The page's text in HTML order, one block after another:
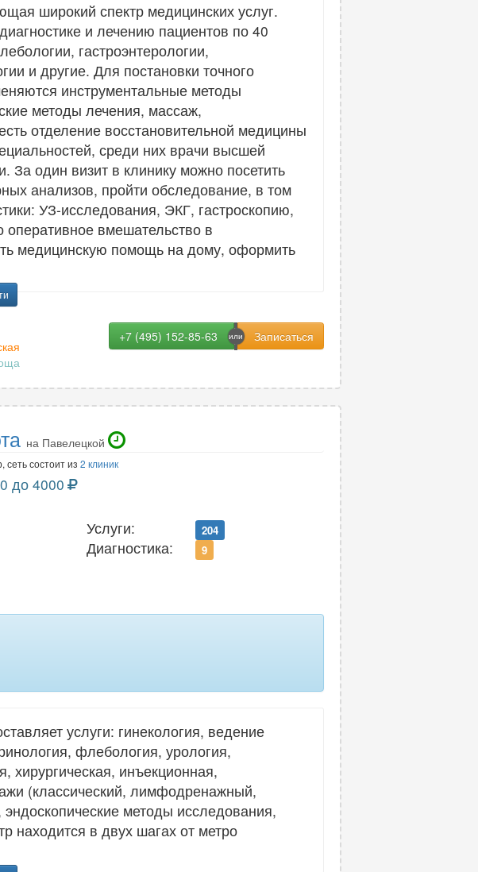
широкий спектр медицинских услуг.
и лечению пациентов по 40
гастроэнтерологии,
и другие. Для постановки точного
инструментальные методы
методы лечения, массаж,
отделение восстановительной медицины
среди них врачи высшей
За один визит в клинику можно посетить
анализов, пройти обследование, в том
УЗ-исследования, ЭКГ, гастроскопию,
вмешательство в
медицинскую помощь на дому, оформить
+7 (495) 152-85-63
на Павелецкой
состоит из 2 клиник
до 4000
Услуги: 204
Диагностика: 9
услуги: гинекология, ведение
флебология, урология,
хирургическая, инъекционная,
(классический, лимфодренажный,
методы исследования,
находится в двух шагах от метро